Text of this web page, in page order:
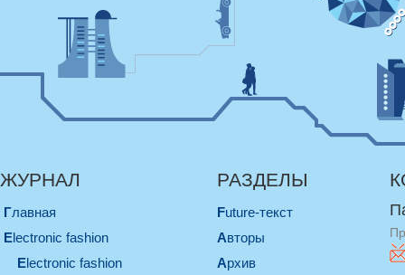
ЖУРНАЛ
Главная
electronic fashion
electronic fashion
РАЗДЕЛЫ
Future-текст
Авторы
Архив